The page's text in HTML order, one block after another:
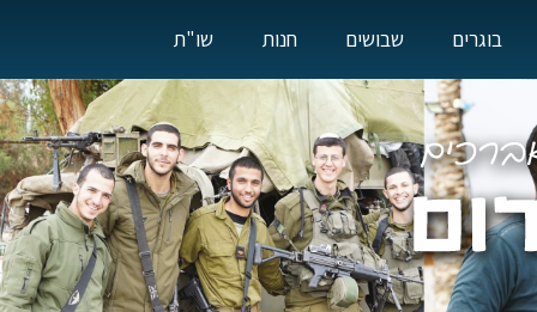
בוגרים שבושים חנות שו"ת